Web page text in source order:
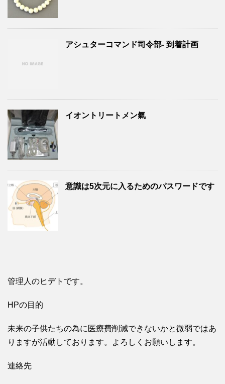
アシュターコマンド司令部- 到着計画
イオントリートメン氣
意識は5次元に入るためのパスワードです
管理人のヒデトです。
HPの目的
未来の子供たちの為に医療費削減できないかと微弱ではあ
りますが活動しております。よろしくお願いします。
連絡先